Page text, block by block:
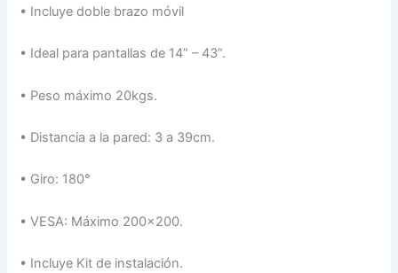
• Incluye doble brazo móvil
• Ideal para pantallas de 14” – 43”.
• Peso máximo 20kgs.
• Distancia a la pared: 3 a 39cm.
• Giro: 180°
• VESA: Máximo 200×200.
• Incluye Kit de instalación.